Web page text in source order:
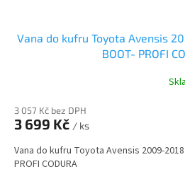
Vana do kufru Toyota Avensis
BOOT- PROFI
3 057 Kč bez DPH
3 699 Kč / ks
Vana do kufru Toyota Avensis 2009-
PROFI CODURA